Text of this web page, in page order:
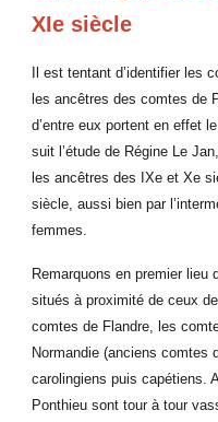
XIe siècle
Il est tentant d’identifier les
les ancêtres des comtes de
d’entre eux portent en effet
suit l’étude de Régine Le
les ancêtres des IXe et Xe
siècle, aussi bien par
femmes.
Remarquons en premier
situés à proximité de ceux
comtes de Flandre, les
Normandie (anciens comtes
carolingiens puis capétiens.
Ponthieu sont tour à tour